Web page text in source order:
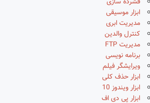
ابزار موسیقی
مدیریت ابری
کنترل والدین
مدیریت FTP
برنامه نویسی
ویرایشگر فیلم
ابزار حذف کلی
ابزار ویندوز 10
ابزار پی دی اف